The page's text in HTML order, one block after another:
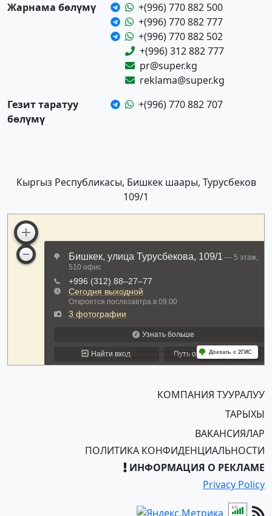
Жарнама бөлүмү
+(996) 770 882 500
+(996) 770 882 777
+(996) 770 882 502
+(996) 312 882 777
pr@super.kg
reklama@super.kg
Гезит таратуу
бөлүмү
+(996) 770 882 707
Кыргыз Республикасы, Бишкек шаары, Турусбеков
109/1
КОМПАНИЯ ТУУРАЛУУ
ТАРЫХЫ
ВАКАНСИЯЛАР
ПОЛИТИКА КОНФИДЕНЦИАЛЬНОСТИ
ИНФОРМАЦИЯ О РЕКЛАМЕ
Privacy Policy